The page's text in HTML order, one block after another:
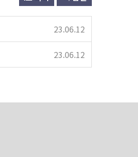
23.06.12
23.06.12